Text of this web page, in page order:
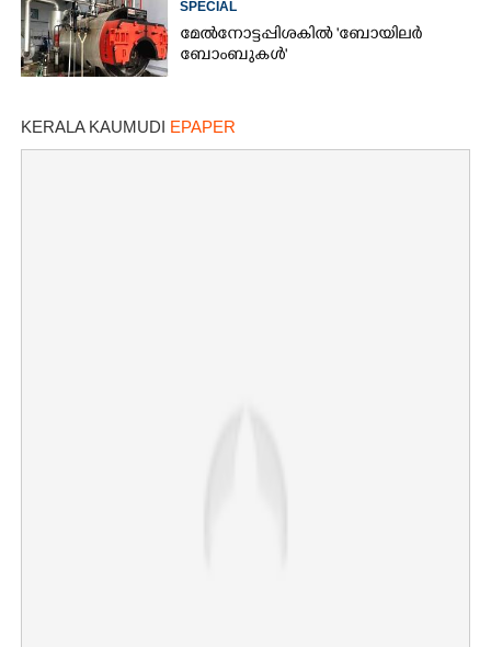
SPECIAL
മേൽനോട്ടപ്പിശകിൽ "ബോയിലർ
ബോംബുകൾ"
KERALA KAUMUDI EPAPER